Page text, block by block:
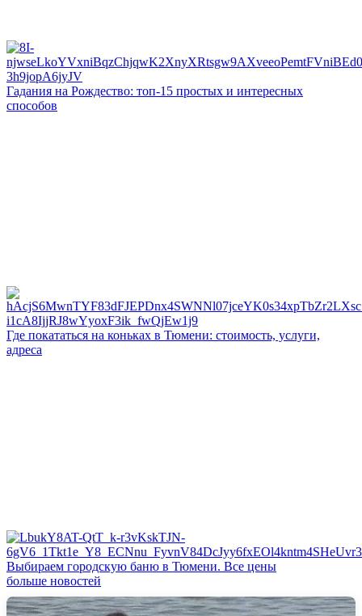
Гадания на Рождество: топ-15 простых и интересных
способов
Где покататься на коньках в Тюмени: стоимость, услуги,
адреса
Выбираем городскую баню в Тюмени. Все цены
больше новостей